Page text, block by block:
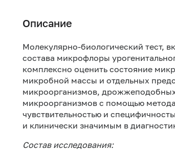
Описание
Молекулярно-биологический тест,
состава микрофлоры
комплексно оценить состояние
микробной массы и отдельных
микроорганизмов,
микроорганизмов с помощью
чувствительностью и
и клинически значимым в
Состав исследования: